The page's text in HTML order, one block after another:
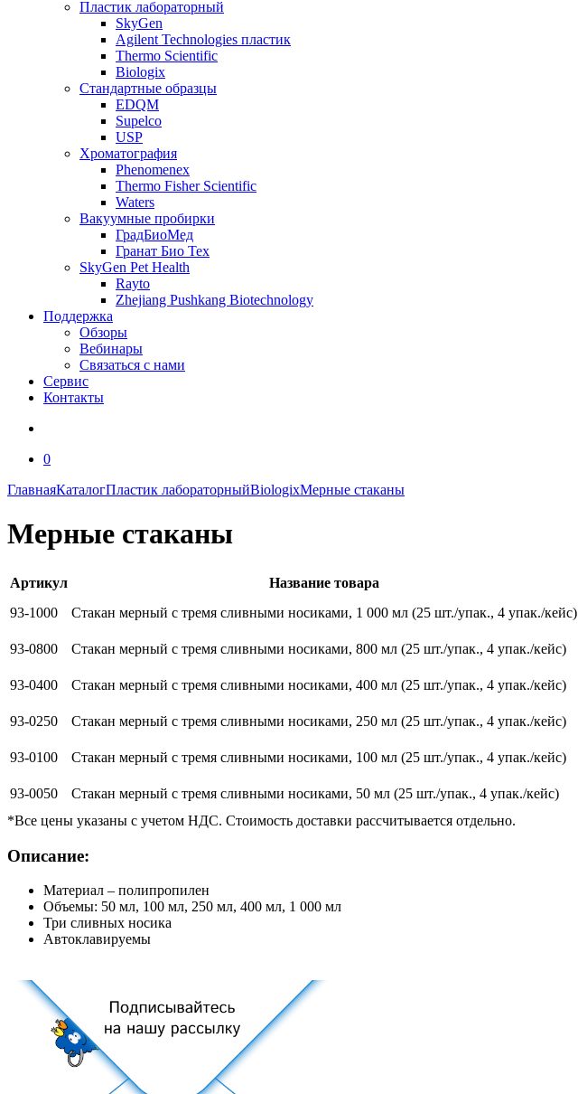
Пластик лабораторный
SkyGen
Agilent Technologies пластик
Thermo Scientific
Biologix
Стандартные образцы
EDQM
Supelco
USP
Хроматография
Phenomenex
Thermo Fisher Scientific
Waters
Вакуумные пробирки
ГрадБиоМед
Гранат Био Тех
SkyGen Pet Health
Rayto
Zhejiang Pushkang Biotechnology
Поддержка
Обзоры
Вебинары
Связаться с нами
Сервис
Контакты
0
ГлавнаяКаталогПластик лабораторныйBiologixМерные стаканы
Мерные стаканы
Артикул Название товара
93-1000 Стакан мерный с тремя сливными носиками, 1 000 мл (25 шт./упак., 4 упак./кейс)
93-0800
Стакан мерный с тремя сливными носиками, 800 мл (25 шт./упак., 4 упак./кейс)
93-0400
Стакан мерный с тремя сливными носиками, 400 мл (25 шт./упак., 4 упак./кейс)
93-0250
Стакан мерный с тремя сливными носиками, 250 мл (25 шт./упак., 4 упак./кейс)
93-0100
Стакан мерный с тремя сливными носиками, 100 мл (25 шт./упак., 4 упак./кейс)
93-0050
Стакан мерный с тремя сливными носиками, 50 мл (25 шт./упак., 4 упак./кейс)
*Все цены указаны с учетом НДС. Стоимость доставки рассчитывается отдельно.
Описание:
Материал – полипропилен
Объемы: 50 мл, 100 мл, 250 мл, 400 мл, 1 000 мл
Три сливных носика
Автоклавируемы